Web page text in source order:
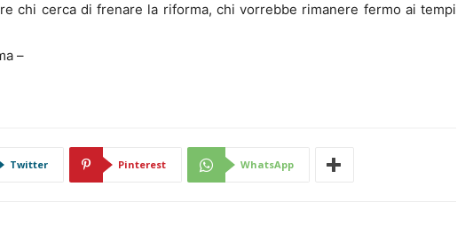
chi cerca di frenare la riforma, chi vorrebbe rimanere fermo ai tempi
–
Twitter Pinterest WhatsApp